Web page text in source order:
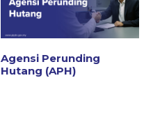
Agensi Perunding
Hutang (APH)